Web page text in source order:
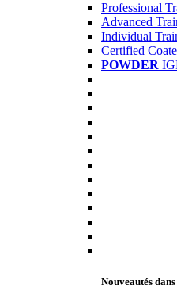
Professional
Advanced
Individual
Certified
POWDER
Nouveautés